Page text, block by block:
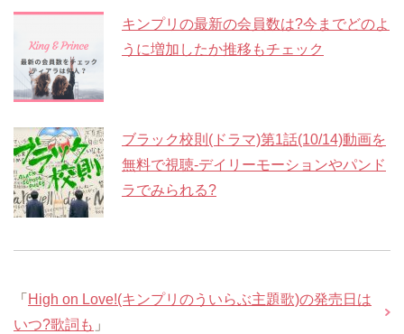
キンプリの最新の会員数は?今までどのよ
うに増加したか推移もチェック
ブラック校則(ドラマ)第1話(10/14)動画を
無料で視聴-デイリーモーションやパンド
ラでみられる?
「 High on Love!(キンプリのういらぶ主題歌)の発売日は
いつ?歌詞も 」